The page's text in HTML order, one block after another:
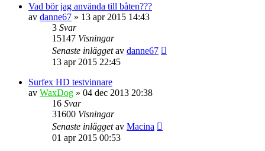
Vad bör jag använda till båten???
av danne67 » 13 apr 2015 14:43
3 Svar
15147 Visningar
Senaste inläggetav danne67
13 apr 2015 22:45
Surfex HD testvinnare
av WaxDog » 04 dec 2013 20:38
16 Svar
31600 Visningar
Senaste inläggetav Macina
01 apr 2015 00:53